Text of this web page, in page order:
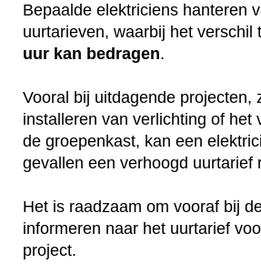
Bepaalde elektriciens hanteren
uurtarieven, waarbij het verschil
uur kan bedragen.
Vooral bij uitdagende projecten,
installeren van verlichting of het
de groepenkast, kan een
gevallen een verhoogd uurtarief
Het is raadzaam om vooraf bij
informeren naar het uurtarief
project.